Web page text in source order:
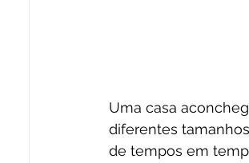
Uma casa
diferentes
de tempos em